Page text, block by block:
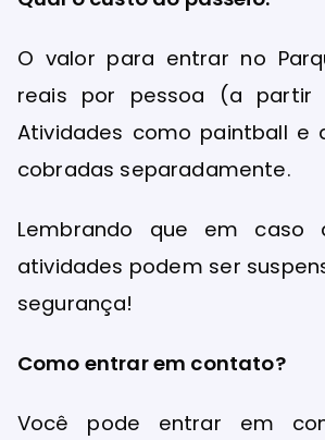
O valor para entrar no
reais por pessoa (a partir
Atividades como paintball e
cobradas separadamente.
Lembrando que em caso
atividades podem ser
segurança!
Como entrar em contato?
Você pode entrar em